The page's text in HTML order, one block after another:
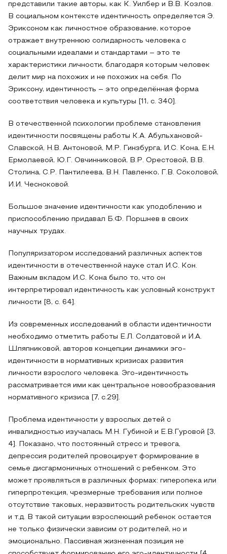
представили такие авторы, как К. Уилбер и В.В. Козлов.
В социальном контексте идентичность определяется Э.
Эриксоном как личностное образование, которое
отражает внутреннюю солидарность человека с
социальными идеалами и стандартами – это те
характеристики личности, благодаря которым человек
делит мир на похожих и не похожих на себя. По
Эриксону, идентичность – это определённая форма
соответствия человека и культуры [11, с. 340].
В отечественной психологии проблеме становления
идентичности посвящены работы К.А. Абульхановой-
Славской, Н.В. Антоновой, М.Р. Гинзбурга, И.С. Кона, Е.Н.
Ермолаевой, Ю.Г. Овчинниковой, В.Р. Орестовой, В.В.
Столина, С.Р. Пантилеева, В.Н. Павленко, Г.В. Соколовой,
И.И. Чесноковой.
Большое значение идентичности как уподоблению и
приспособлению придавал Б.Ф. Поршнев в своих
научных трудах.
Популяризатором исследований различных аспектов
идентичности в отечественной науке стал И.С. Кон.
Важным вкладом И.С. Кона было то, что он
интерпретировал идентичность как условный конструкт
личности [8, с. 64].
Из современных исследований в области идентичности
необходимо отметить работы Е.Л. Солдатовой и И.А.
Шляпниковой, авторов концепции динамики эго-
идентичности в нормативных кризисах развития
личности взрослого человека. Эго-идентичность
рассматривается ими как центральное новообразования
нормативного кризиса [7, с.29].
Проблема идентичности у взрослых детей с
инвалидностью изучалась М.Н. Губиной и Е.В.Гуровой [3,
4]. Показано, что постоянный стресс и тревога,
депрессия родителей провоцирует формирование в
семье дисгармоничных отношений с ребенком. Это
может проявляться в различных формах: гиперопека или
гиперпротекция, чрезмерные требования или полное
отсутствие таковых, неразвитость родительских чувств
и т.д. В такой ситуации взрослеющий ребенок остается
не только физически зависим от родителей, но и
эмоционально. Пассивная жизненная позиция не